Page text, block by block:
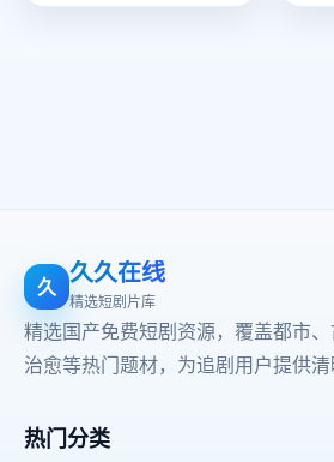
久 久久在线
精选短剧片库
精选国产免费短剧资源，覆盖都市、
治愈等热门题材，为追剧用户提供清
热门分类